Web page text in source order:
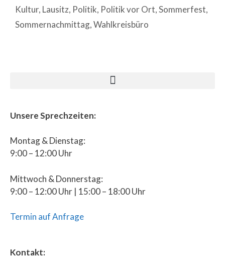
Kultur, Lausitz, Politik, Politik vor Ort,Sommerfest,
Sommernachmittag,Wahlkreisbüro
Unsere Sprechzeiten:
Montag & Dienstag:
9:00 – 12:00 Uhr
Mittwoch & Donnerstag:
9:00 – 12:00 Uhr | 15:00 – 18:00 Uhr
Termin auf Anfrage
Kontakt: